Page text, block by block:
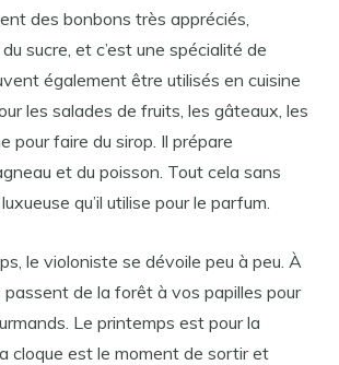
des bonbons très appréciés,
sucre, et c’est une spécialité de
également être utilisés en cuisine
les salades de fruits, les gâteaux, les
pour faire du sirop. Il prépare
et du poisson. Tout cela sans
qu’il utilise pour le parfum.
le violoniste se dévoile peu à peu. À
passent de la forêt à vos papilles pour
Le printemps est pour la
cloque est le moment de sortir et